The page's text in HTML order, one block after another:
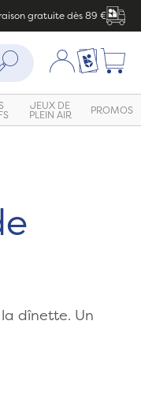
gratuite dès 89 €
Mon compte
Ma liste
JEUX DE
PLEIN AIR PROMOS
dînette. Un